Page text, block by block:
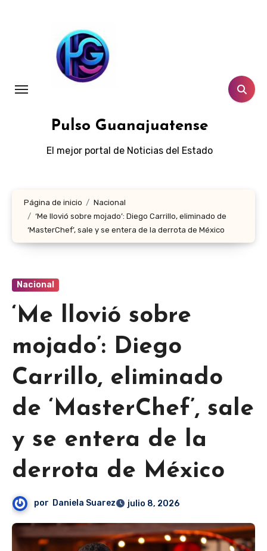
Pulso Guanajuatense
El mejor portal de Noticias del Estado
Página de inicio
Nacional
‘Me llovió sobre mojado’: Diego Carrillo, eliminado de
‘MasterChef’, sale y se entera de la derrota de México
Nacional
‘Me llovió sobre
mojado’: Diego
Carrillo, eliminado
de ‘MasterChef’, sale
y se entera de la
derrota de México
por Daniela Suarez julio 8, 2026